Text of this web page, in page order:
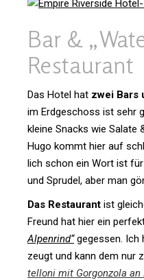
Bar &
Restaurant
Das Hotel hat zwei Bars
im Erd­ge­schoss ist sehr
kleine Snacks wie Salate
Hugo kommt hier auf
lich schon ein Wort ist
und Sprudel, aber man
Das Restau­rant ist
Freund hat hier ein
Alpen­rind“gegessen. Ich
zeugt und kann dem nur
tel­loni mit Gor­gon­zola an